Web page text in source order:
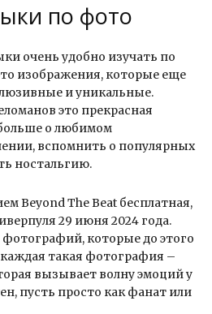
по фото
очень удобно изучать по
изображения, которые еще
и уникальные.
это прекрасная
о любимом
вспомнить о популярных
ностальгию.
Beyond The Beat бесплатная,
29 июня 2024 года.
фотографий, которые до этого
такая фотография –
вызывает волну эмоций у
пусть просто как фанат или